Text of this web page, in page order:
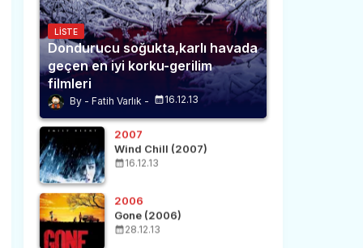
LISTE
Dondurucu soğukta,karlı havada
geçen en iyi korku-gerilim
filmleri
Fatih Varlık 16.12.13
2007
Wind Chill (2007)
16.12.13
2006
Gone (2006)
28.12.13